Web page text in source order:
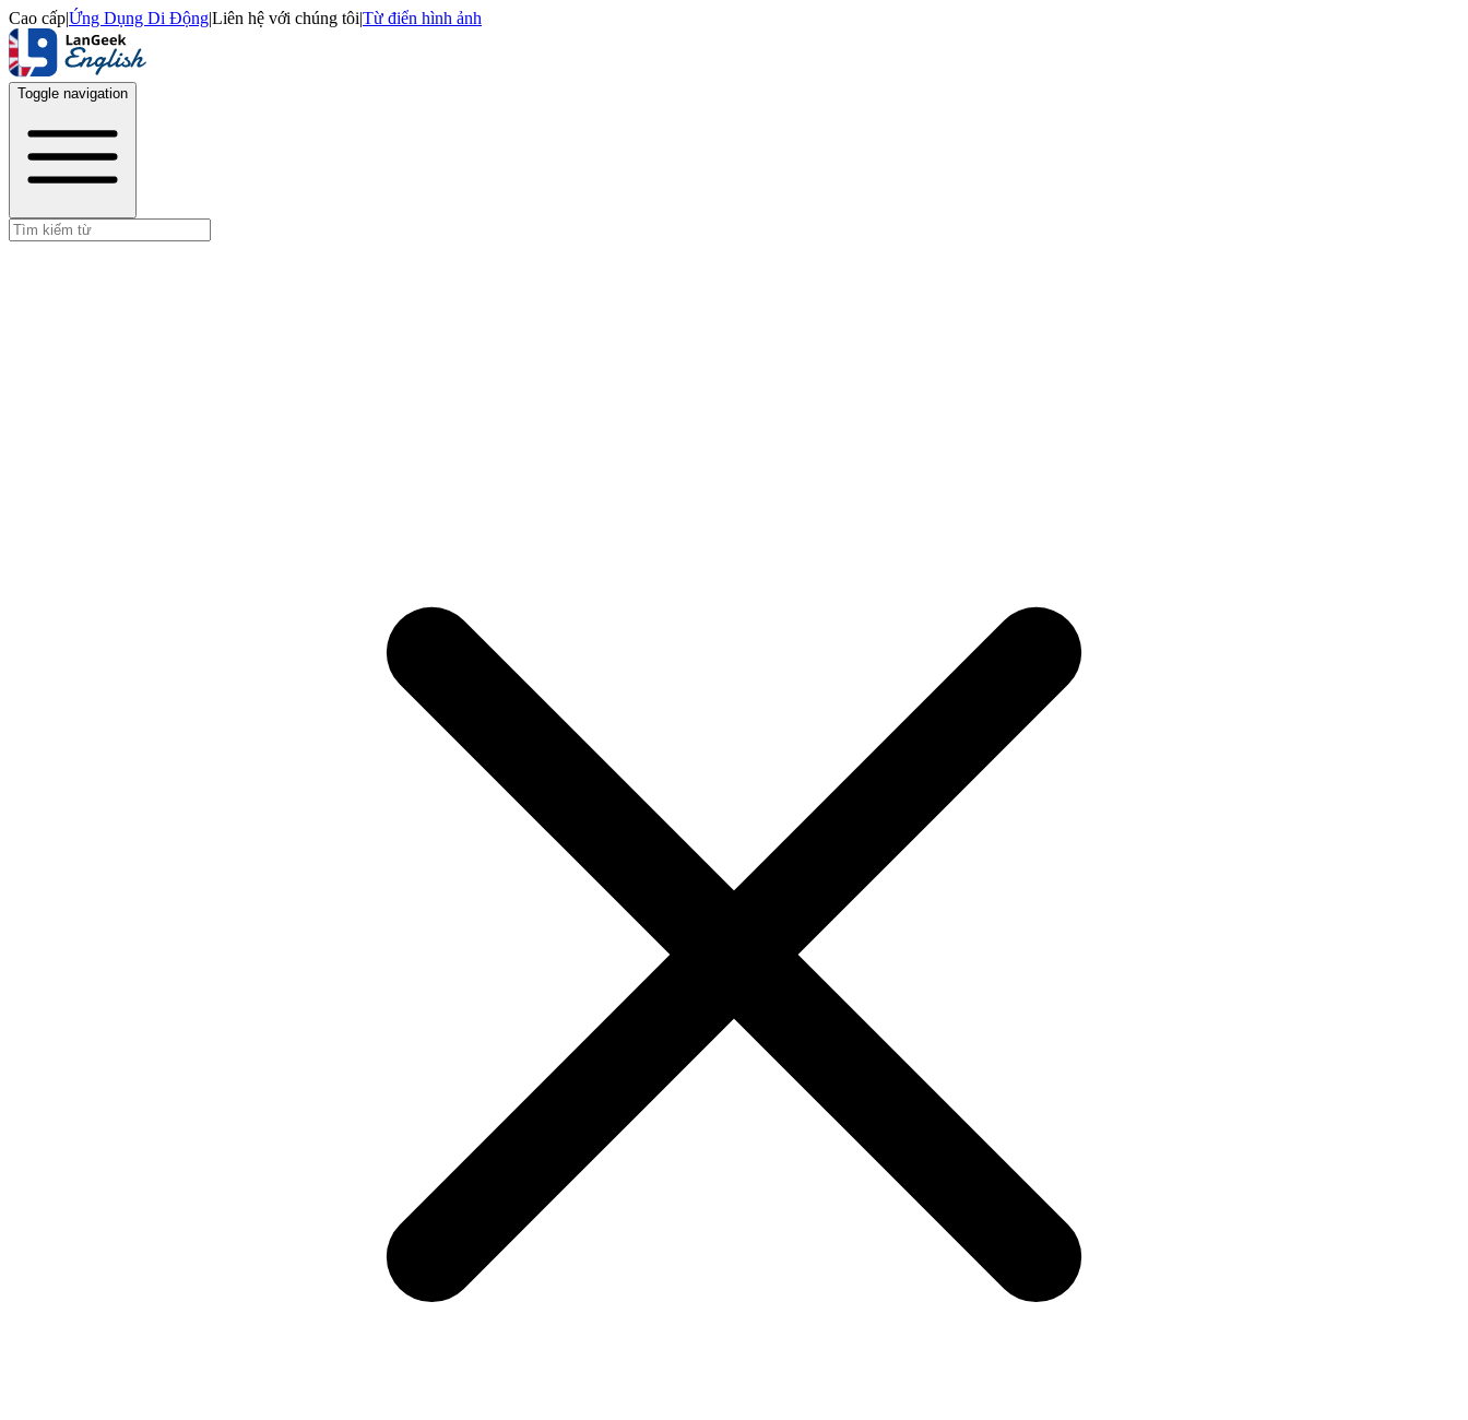
Cao cấp|Ứng Dụng Di Động|Liên hệ với chúng tôi|Từ điển hình ảnh
Toggle navigation